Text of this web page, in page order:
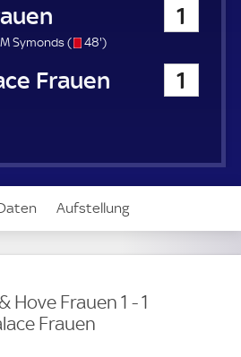
Frauen 1
M Symonds (
s
o
48'4
.
t
e
)
Frauen 1
Aufstellung
Hove Frauen 1 - 1
Frauen